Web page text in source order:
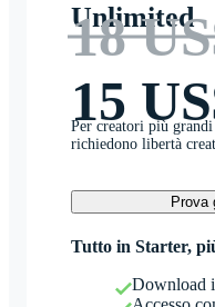
Unlimited
18
15
Per creatori più grandi
richiedono libertà
Prova
Tutto in Starter,
Download